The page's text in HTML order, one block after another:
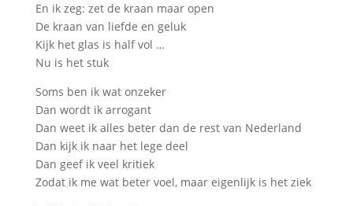
En ik zeg: zet de kraan maar open
De kraan van liefde en geluk
Kijk het glas is half vol …
Nu is het stuk
Soms ben ik wat onzeker
Dan wordt ik arrogant
Dan weet ik alles beter dan de rest van Nederland
Dan kijk ik naar het lege deel
Dan geef ik veel kritiek
Zodat ik me wat beter voel, maar eigenlijk is het ziek